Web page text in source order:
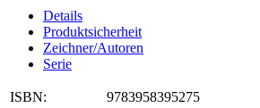
Details
Produktsicherheit
Zeichner/Autoren
Serie
ISBN:
9783958395275